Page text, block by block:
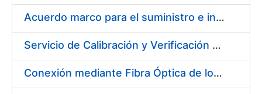
Acuerdo marco para el suministro e instalación de persianas, estores y otros complementos
Servicio de Calibración y Verificación Externa de los Equipos de Medición del Servicio de Prevención de la FNMT-RCM
Conexión mediante Fibra Óptica de los Centros de Proceso de Datos (CPDs) de las sedes de la FNMT-RCM de Burgos y Madrid